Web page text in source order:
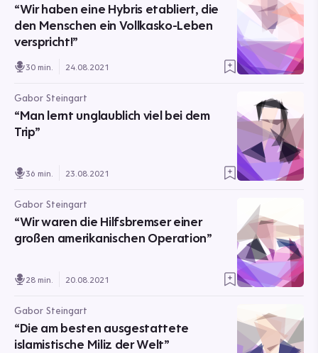
“Wir haben eine Hybris etabliert, die
den Menschen ein Vollkasko-Leben
verspricht!”
30 min. 24.08.2021
Gabor Steingart
“Man lernt unglaublich viel bei dem
Trip”
36 min. 23.08.2021
Gabor Steingart
“Wir waren die Hilfsbremser einer
großen amerikanischen Operation”
28 min. 20.08.2021
Gabor Steingart
“Die am besten ausgestattete
islamistische Miliz der Welt”